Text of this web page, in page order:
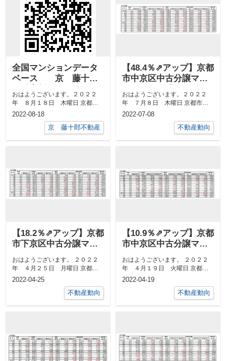
全国マンションデータ
ベース 京 藤十郎
おはようございます。２０２２
年 ８月１８日 木曜日 京都市
中京区 最高気温３３度、 最低
気温２３度日...
2022-08-18
京 藤十郎不動産
【48.4％⇗アップ】京都
市中京区中古分譲マン
ション６月成約㎡単価
前年対比
おはようございます。２０２２
年 ７月８日 木曜日 京都市中
京区 最高気温３４度、 最低気
2022-07-08
不動産動向
【18.2％⇗アップ】京都
市下京区中古分譲マン
前年対比
おはようございます。 ２０２２
年 ４月２５日 月曜日 京都市
中京区 最高気温２９度、 最
2022-04-25
不動産動向
【10.9％⇗アップ】京都
市中京区中古分譲マン
前年対比
おはようございます。 ２０２２
年 ４月１９日 火曜日 京都市
中京区 最高気温２４度、 最
2022-04-19
不動産動向